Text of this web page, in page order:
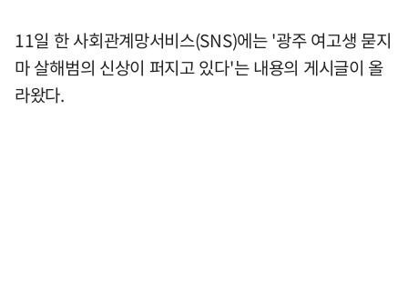
11일 한 사회관계망서비스(SNS)에는 '광주 여고생 묻지
마 살해범의 신상이 퍼지고 있다'는 내용의 게시글이 올
라왔다.